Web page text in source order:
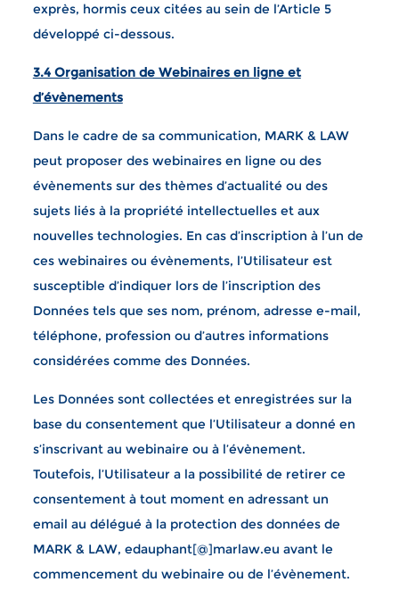
exprès, hormis ceux citées au sein de l’Article 5
développé ci-dessous.
3.4 Organisation de Webinaires en ligne et
d’évènements
Dans le cadre de sa communication, MARK & LAW
peut proposer des webinaires en ligne ou des
évènements sur des thèmes d’actualité ou des
sujets liés à la propriété intellectuelles et aux
nouvelles technologies. En cas d’inscription à l’un de
ces webinaires ou évènements, l’Utilisateur est
susceptible d’indiquer lors de l’inscription des
Données tels que ses nom, prénom, adresse e-mail,
téléphone, profession ou d’autres informations
considérées comme des Données.
Les Données sont collectées et enregistrées sur la
base du consentement que l’Utilisateur a donné en
s’inscrivant au webinaire ou à l’évènement.
Toutefois, l’Utilisateur a la possibilité de retirer ce
consentement à tout moment en adressant un
email au délégué à la protection des données de
MARK & LAW, edauphant[@]marlaw.eu avant le
commencement du webinaire ou de l’évènement.